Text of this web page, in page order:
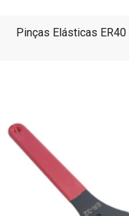
Pinças Elásticas ER40